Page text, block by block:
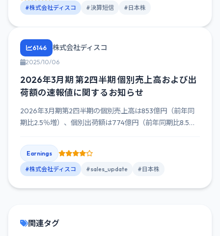
#株式会社ディスコ #決算短信 #日本株
6146 株式会社ディスコ
2025/10/06
2026年3月期 第2四半期 個別売上高および出
荷額の速報値に関するお知らせ
2026年3月期第2四半期の個別売上高は853億円（前年同
期比2.5％増）、個別出荷額は774億円（前年同期比8.5％
Earnings
#株式会社ディスコ #sales_update #日本株
関連タグ